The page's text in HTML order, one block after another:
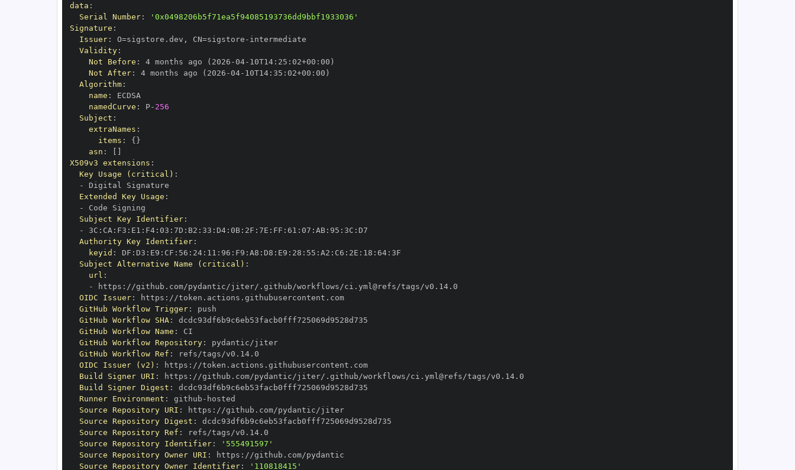
data :
Serial Number:
'0x0498206b5f71ea5f94085193736dd9bbf1933036'
Signature :
Issuer: O=sigstore.dev , CN=sigstore -
Validity:
Not Before : 4 months ago (2026 -04- 10T14: 25 : 02+00 :
Not After: 4 months ago (2026 -04- 10T14: 35 : 02+00 :
Algorithm:
name :
namedCurve : P- 256
Subject :
extraNames :
items : { }
asn :
X509v3 extensions :
Key Usage (critical) :
-
Extended Key Usage :
-
Subject Key Identifier:
-
3C : CA : F3 : E1 : F4: 03 : 7D : B2 : 33 : D4: 0B: 2F : 7E : FF : 61 : 07 : AB: 95 : 3C :
Authority Key Identifier:
keyid : DF : D3 : E9 : CF : 56 : 24: 11 : 96 : F9 : A8 : D8 : E9 : 28 : 55 : A2 : C6 : 2E : 18 : 64:
Subject Alternative Name (critical) :
url :
-
https :
OIDC Issuer: https :
//token.actions.githubusercontent.com
GitHub Workflow Trigger:
GitHub Workflow SHA:
GitHub Workflow Name :
GitHub Workflow Repository:
pydantic/jiter
GitHub Workflow Ref :
OIDC Issuer (v2) : https :
//token.actions.githubusercontent.com
Build Signer URI : https :
Build Signer Digest :
Runner Environment : github -
Source Repository URI : https :
//github.com/pydantic/jiter
Source Repository Digest :
Source Repository Ref :
Source Repository Identifier:
'555491597'
Source Repository Owner URI : https :
Source Repository Owner Identifier: '110818415'